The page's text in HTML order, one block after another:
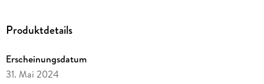
EIN INSPIRIERENDES, WEISES BUCH
»Ich habe Prem Rawat einiges zu verdanken. Seitdem ich ihn
Produktdetails
Erscheinungsdatum
31. Mai 2024